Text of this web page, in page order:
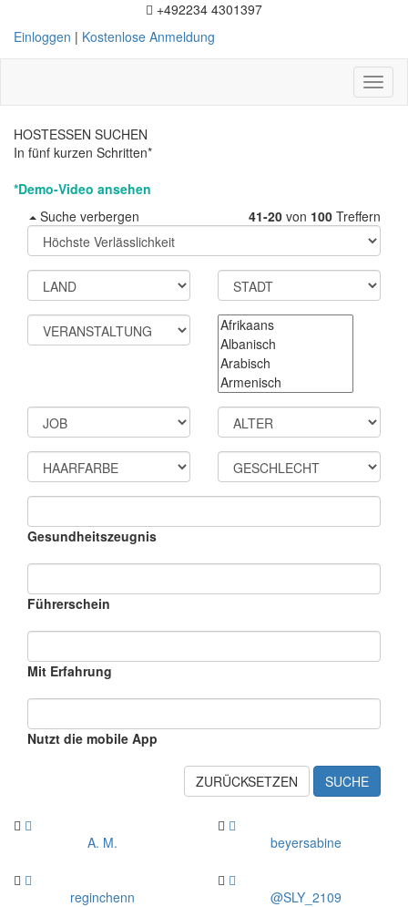
+492234 4301397
Einloggen | Kostenlose Anmeldung
HOSTESSEN SUCHEN
In fünf kurzen Schritten*
*Demo-Video ansehen
Suche verbergen
41-20 von 100 Treffern
Gesundheitszeugnis
Führerschein
Mit Erfahrung
Nutzt die mobile App
ZURÜCKSETZEN SUCHE
A. M. beyersabine
reginchenn @SLY_2109